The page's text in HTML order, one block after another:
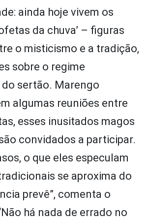
ainda hoje vivem os
da chuva’ – figuras
o misticismo e a tradição,
sobre o regime
sertão. Marengo
algumas reuniões entre
esses inusitados magos
convidados a participar.
o que eles especulam
se aproxima do
prevê”, comenta o
há nada de errado no